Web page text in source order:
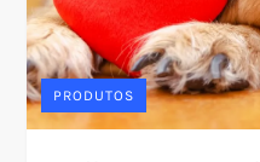
PRODUTOS